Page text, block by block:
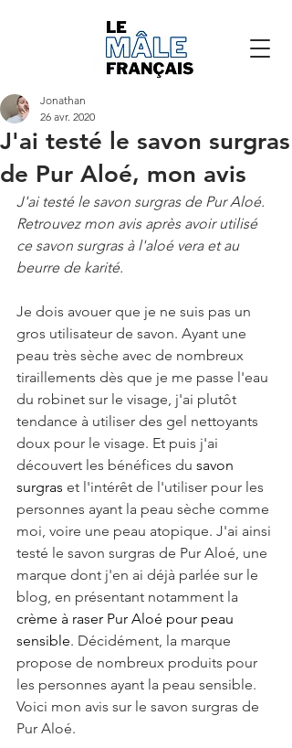
J'ai testé le savon surgras
de Pur Aloé, mon avis
Jonathan
26 avr. 2020
J'ai testé le savon surgras de Pur Aloé.
Retrouvez mon avis après avoir utilisé
ce savon surgras à l'aloé vera et au
beurre de karité.
Je dois avouer que je ne suis pas un
gros utilisateur de savon. Ayant une
peau très sèche avec de nombreux
tiraillements dès que je me passe l'eau
du robinet sur le visage, j'ai plutôt
tendance à utiliser des gel nettoyants
doux pour le visage. Et puis j'ai
découvert les bénéfices du savon
surgras et l'intérêt de l'utiliser pour les
personnes ayant la peau sèche comme
moi, voire une peau atopique. J'ai ainsi
testé le savon surgras de Pur Aloé, une
marque dont j'en ai déjà parlée sur le
blog, en présentant notamment la
crème à raser Pur Aloé pour peau
sensible. Décidément, la marque
propose de nombreux produits pour
les personnes ayant la peau sensible.
Voici mon avis sur le savon surgras de
Pur Aloé.